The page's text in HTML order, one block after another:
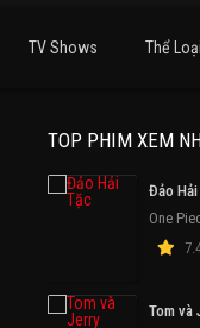
TV Shows Thể Loại
TOP PHIM XEM
Đảo Hải
One
Tom và